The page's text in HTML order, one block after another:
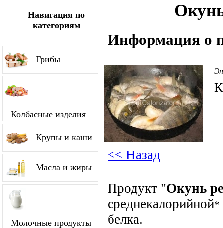
Навигация по
категориям
Грибы
Колбасные изделия
Крупы и каши
Масла и жиры
Молочные продукты
Информация о
<< Назад
Продукт "Окунь
среднекалорийной*
белка.